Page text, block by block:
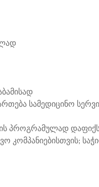
სამედიცინო
პროგრამულად
კომპანიებისთვის;